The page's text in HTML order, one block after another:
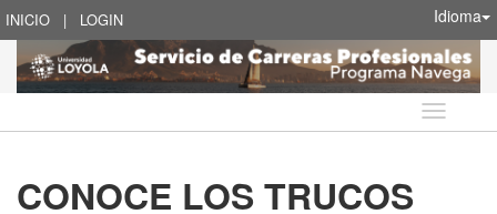
INICIO | LOGIN Idioma
Idioma
CONOCE LOS TRUCOS